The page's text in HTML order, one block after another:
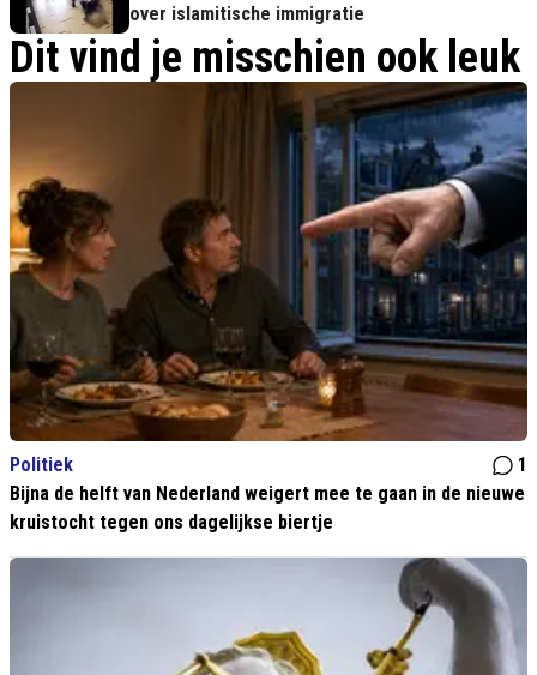
over islamitische immigratie
Dit vind je misschien ook leuk
Politiek
1
Bijna de helft van Nederland weigert mee te gaan in de nieuwe
kruistocht tegen ons dagelijkse biertje